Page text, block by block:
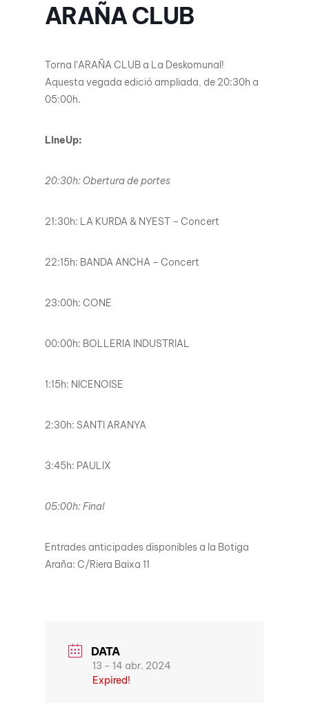
ARAÑA CLUB
Torna l’ARAÑA CLUB a La Deskomunal!
Aquesta vegada edició ampliada, de 20:30h a
05:00h.
LineUp:
20:30h: Obertura de portes
21:30h: LA KURDA & NYEST – Concert
22:15h: BANDA ANCHA – Concert
23:00h: CONE
00:00h: BOLLERIA INDUSTRIAL
1:15h: NICENOISE
2:30h: SANTI ARANYA
3:45h: PAULIX
05:00h: Final
Entrades anticipades disponibles a la Botiga
Araña: C/Riera Baixa 11
DATA
13 - 14 abr. 2024
Expired!